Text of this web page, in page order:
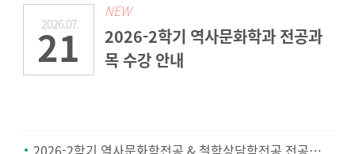
2026.07.
21
NEW
2026-2학기 역사문화학과 전공과
목 수강 안내
2026-2학기 역사문화학전공 & 철학상담학전공 전공공통과목 지정 안내